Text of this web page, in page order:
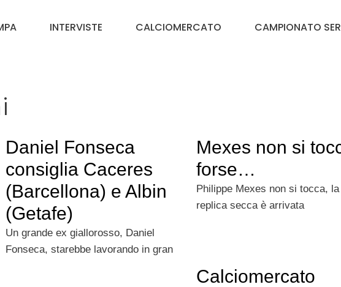
INTERVISTE CALCIOMERCATO CAMPIONATO
Daniel Fonseca
consiglia Caceres
(Barcellona) e Albin
(Getafe)
Un grande ex giallorosso, Daniel
Fonseca, starebbe lavorando in gran
Mexes non si
forse…
Philippe Mexes non si tocca, la
replica secca è arrivata
Calciomercato